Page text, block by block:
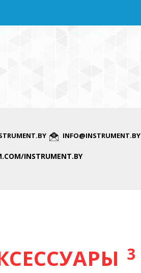
INFO@INSTRUMENT.BY
INSTRUMENT.BY
3